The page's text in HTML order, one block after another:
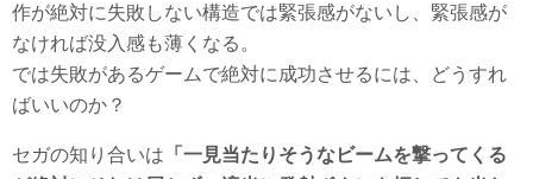
作が絶対に失敗しない構造では緊張感がないし、緊張感が
なければ没入感も薄くなる。
では失敗があるゲームで絶対に成功させるには、どうすれ
ばいいのか？
セガの知り合いは 「一見当たりそうなビームを撃ってくる